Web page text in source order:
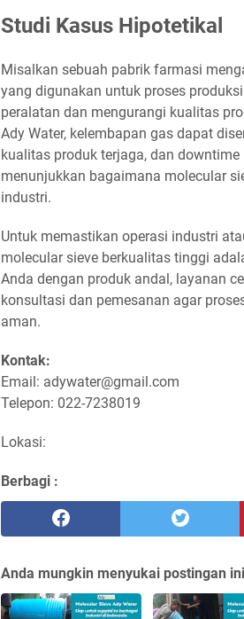
Studi Kasus Hipotetikal
Misalkan sebuah pabrik farmasi
yang digunakan untuk proses
peralatan dan mengurangi kualitas
Ady Water, kelembapan gas dapat
kualitas produk terjaga, dan
menunjukkan bagaimana molecular
industri.
Untuk memastikan operasi industri
molecular sieve berkualitas tinggi
Anda dengan produk andal, layanan
konsultasi dan pemesanan agar
aman.
Kontak:
Email: adywater@gmail.com
Telepon: 022-7238019
Lokasi:
Berbagi :
Anda mungkin menyukai postingan